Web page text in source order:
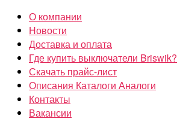
Перейти
содержимому
О компании
Новости
Доставка и оплата
Где купить выключатели Briswik?
Скачать прайс-лист
Описания Каталоги Аналоги
Контакты
Вакансии